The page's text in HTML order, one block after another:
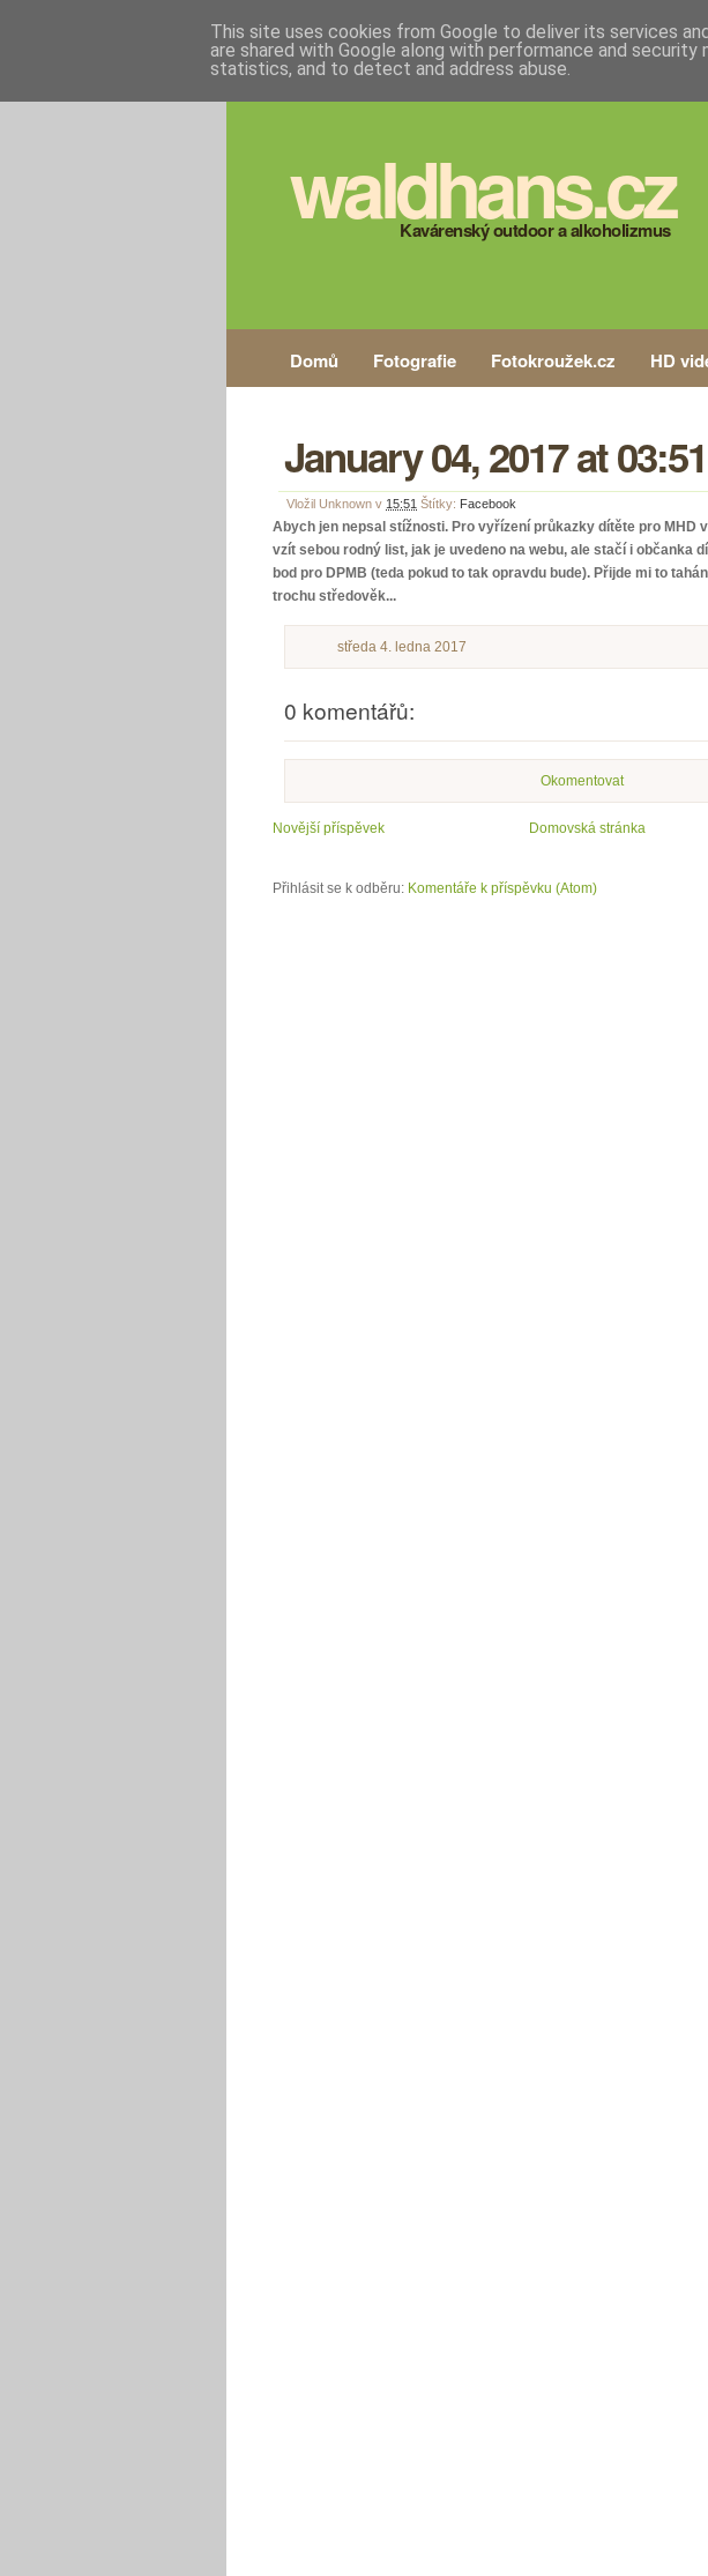
waldhans.cz
Kavárenský outdoor a alkoholizmus
Domů Fotografie Fotokroužek.cz HD
January 04, 2017 at
Vložil Unknown v 15:51 Štítky: Facebook
Abych jen nepsal stížnosti. Pro vyřízení průkazky dítěte pro MHD
vzít sebou rodný list, jak je uvedeno na webu, ale stačí i občanka
bod pro DPMB (teda pokud to tak opravdu bude). Přijde mi to
trochu středověk...
středa 4. ledna 2017
0 komentářů:
Okomentovat
Novější příspěvek Domovská stránka
Přihlásit se k odběru: Komentáře k příspěvku (Atom)
This site uses cookies from Google to deliver its services
are shared with Google along with performance and
statistics, and to detect and address abuse.